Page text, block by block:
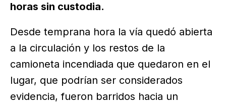
horas sin custodia.
Desde temprana hora la vía quedó abierta
a la circulación y los restos de la
camioneta incendiada que quedaron en el
lugar, que podrían ser considerados
evidencia, fueron barridos hacia un